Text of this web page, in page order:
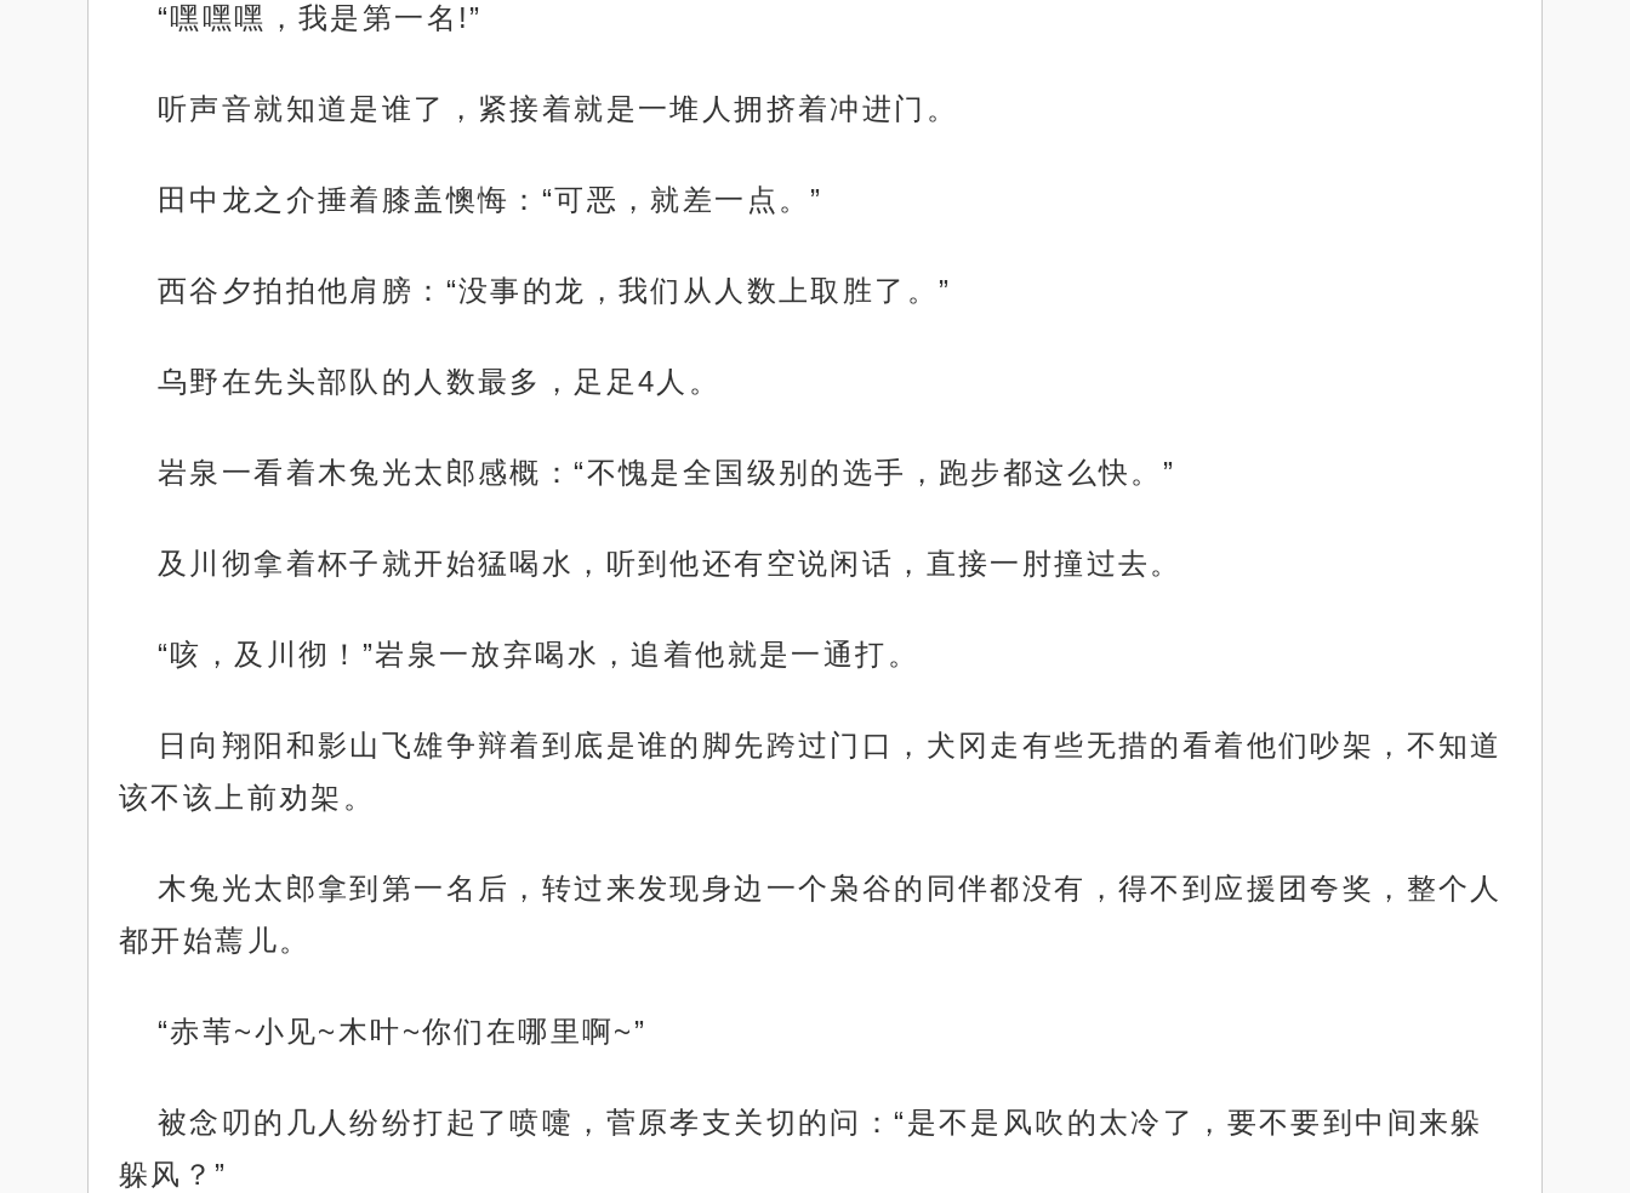
“嘿嘿嘿，我是第一名!”
听声音就知道是谁了，紧接着就是一堆人拥挤着冲进门。
田中龙之介捶着膝盖懊悔：“可恶，就差一点。”
西谷夕拍拍他肩膀：“没事的龙，我们从人数上取胜了。”
乌野在先头部队的人数最多，足足4人。
岩泉一看着木兔光太郎感概：“不愧是全国级别的选手，跑步都这么快。”
及川彻拿着杯子就开始猛喝水，听到他还有空说闲话，直接一肘撞过去。
“咳，及川彻！”岩泉一放弃喝水，追着他就是一通打。
日向翔阳和影山飞雄争辩着到底是谁的脚先跨过门口，犬冈走有些无措的看着他们吵架，不知道
该不该上前劝架。
木兔光太郎拿到第一名后，转过来发现身边一个枭谷的同伴都没有，得不到应援团夸奖，整个人
都开始蔫儿。
“赤苇~小见~木叶~你们在哪里啊~”
被念叨的几人纷纷打起了喷嚏，菅原孝支关切的问：“是不是风吹的太冷了，要不要到中间来躲
躲风？”